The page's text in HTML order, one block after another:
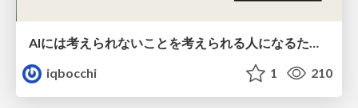
AIには考えられないことを考えられる人になるために
iqbocchi
1 210